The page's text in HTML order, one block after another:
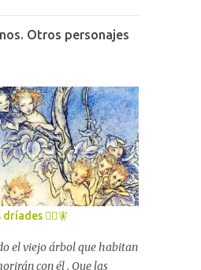
Otros personajes
🧚‍♀️🧚
el viejo árbol que habitan
con él . Que las